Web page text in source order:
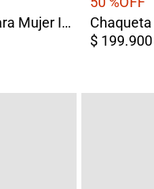
Chaqueta Impermeable para Mujer Iguazú Negra
$ 199.900